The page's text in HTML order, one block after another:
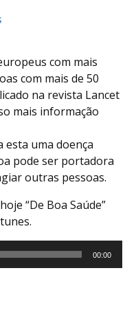
com mais
com mais de 50
na revista Lancet
mais informação
esta uma doença
pode ser portadora
outras pessoas.
“De Boa Saúde”
00:00